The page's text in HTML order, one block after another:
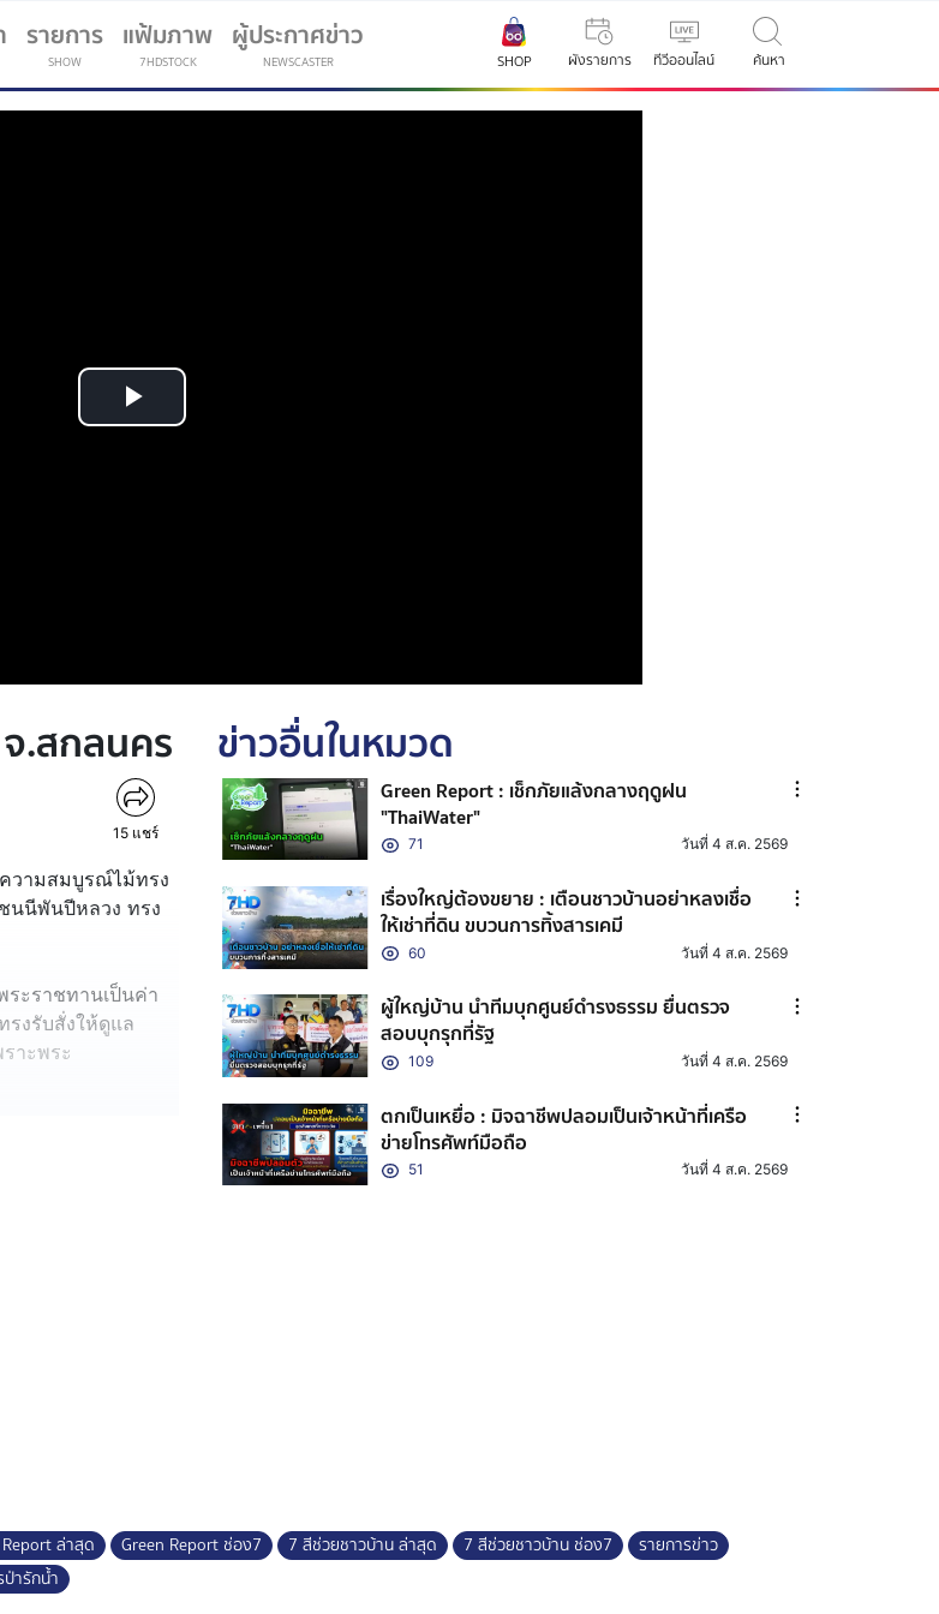
รายการ
SHOW
แฟ้มภาพ
7HDSTOCK
ผู้ประกาศข่าว
NEWSCASTER SHOP ผังรายการ ทีวีออนไลน์ ค้นหา
Play
.สกลนคร
15 แชร์
วามสมบูรณ์ไม้ทรง
นนีพันปีหลวง ทรง
ะราชทานเป็นค่า
รงรับสั่งให้ดูแล
าะพระ
ปีหลวง ทรงทราบ
ข่าวอื่นในหมวด
Green Report : เช็กภัยแล้งกลางฤดูฝน
"ThaiWater"
71 วันที่ 4 ส.ค. 2569
เรื่องใหญ่ต้องขยาย : เตือนชาวบ้านอย่าหลงเชื่อ
ให้เช่าที่ดิน ขบวนการทิ้งสารเคมี
60 วันที่ 4 ส.ค. 2569
ผู้ใหญ่บ้าน นำทีมบุกศูนย์ดำรงธรรม ยื่นตรวจ
สอบบุกรุกที่รัฐ
109 วันที่ 4 ส.ค. 2569
ตกเป็นเหยื่อ : มิจฉาชีพปลอมเป็นเจ้าหน้าที่เครือ
ข่ายโทรศัพท์มือถือ
51 วันที่ 4 ส.ค. 2569
ล่าสุด Green Report ช่อง7 7 สีช่วยชาวบ้าน ล่าสุด 7 สีช่วยชาวบ้าน ช่อง7
รายการข่าว
ป่ารักน้ำ